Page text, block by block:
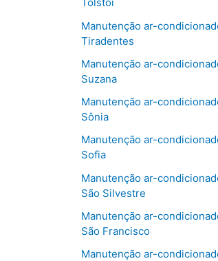
Manutenção ar-
Tiradentes
Manutenção ar-
Suzana
Manutenção ar-
Sônia
Manutenção ar-
Sofia
Manutenção ar-
São Silvestre
Manutenção ar-
São Francisco
Manutenção ar-